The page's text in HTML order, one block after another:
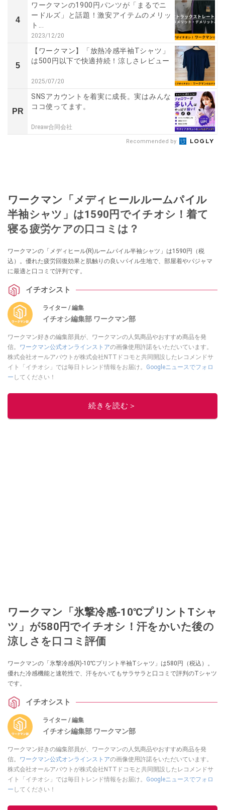
4
ワークマンの1900円パンツが「まるでニ
ードルズ」と話題！激安アイテムのメリッ
ト...
2023/12/20
5
【ワークマン】「放熱冷感半袖Tシャツ」
は500円以下で快適持続！涼しさレビュー
2025/07/20
PR
SNSアカウントを着実に成長。実はみんな
ココ使ってます。
Dreaw合同会社
Recommended by
ワークマン「メディヒールルームパイル
半袖シャツ」は1590円でイチオシ！着て
寝る疲労ケアの口コミは？
ワークマンの「メディヒール(R)ルームパイル半袖シャツ」は1590円（税
込）。優れた疲労回復効果と肌触りの良いパイル生地で、部屋着やパジャマ
に最適と口コミで評判です。
イチオシスト
ライター / 編集
イチオシ編集部 ワークマン部
ワークマン好きの編集部員が、ワークマンの人気商品やおすすめ商品を発
信。 ワークマン公式オンラインストアの画像使用許諾をいただいています。
株式会社オールアバウトが株式会社NTTドコモと共同開設したレコメンドサ
イト「イチオシ」では毎日トレンド情報をお届け。 Googleニュースでフォロ
ー してください！
このイチオシストの他の記事を読む
続きを読む＞
ワークマン「氷撃冷感-10℃プリントTシャ
ツ」が580円でイチオシ！汗をかいた後の
涼しさを口コミ評価
ワークマンの「氷撃冷感(R)-10℃プリント半袖Tシャツ」は580円（税込）。
優れた冷感機能と速乾性で、汗をかいてもサラサラと口コミで評判のTシャツ
です。
イチオシスト
ライター / 編集
イチオシ編集部 ワークマン部
ワークマン好きの編集部員が、ワークマンの人気商品やおすすめ商品を発
信。 ワークマン公式オンラインストアの画像使用許諾をいただいています。
株式会社オールアバウトが株式会社NTTドコモと共同開設したレコメンドサ
イト「イチオシ」では毎日トレンド情報をお届け。 Googleニュースでフォロ
ー してください！
このイチオシストの他の記事を読む